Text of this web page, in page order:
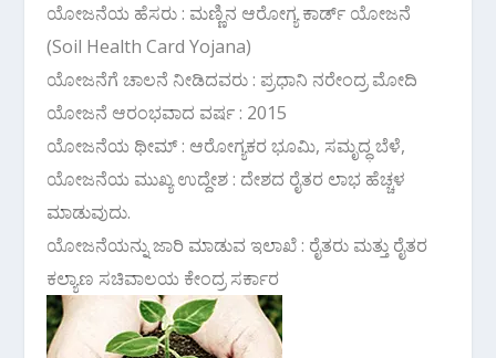
ಯೋಜನೆಯ ಹೆಸರು : ಮಣ್ಣಿನ ಆರೋಗ್ಯ ಕಾರ್ಡ್ ಯೋಜನೆ
(Soil Health Card Yojana)
ಯೋಜನೆಗೆ ಚಾಲನೆ ನೀಡಿದವರು : ಪ್ರಧಾನಿ ನರೇಂದ್ರ ಮೋದಿ
ಯೋಜನೆ ಆರಂಭವಾದ ವರ್ಷ : 2015
ಯೋಜನೆಯ ಥೀಮ್ : ಆರೋಗ್ಯಕರ ಭೂಮಿ, ಸಮೃದ್ಧ ಬೆಳೆ,
ಯೋಜನೆಯ ಮುಖ್ಯ ಉದ್ದೇಶ : ದೇಶದ ರೈತರ ಲಾಭ ಹೆಚ್ಚಳ
ಮಾಡುವುದು.
ಯೋಜನೆಯನ್ನು ಜಾರಿ ಮಾಡುವ ಇಲಾಖೆ : ರೈತರು ಮತ್ತು ರೈತರ
ಕಲ್ಯಾಣ ಸಚಿವಾಲಯ ಕೇಂದ್ರ ಸರ್ಕಾರ